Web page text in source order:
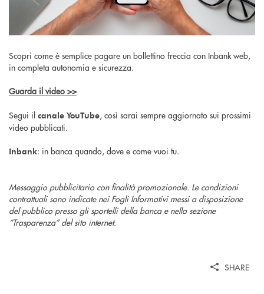
Scopri come è semplice pagare un bollettino freccia con Inbank web,
in completa autonomia e sicurezza.
Guarda il video >>
Segui il canale YouTube, così sarai sempre aggiornato sui prossimi
video pubblicati.
Inbank: in banca quando, dove e come vuoi tu.
Messaggio pubblicitario con finalità promozionale. Le condizioni
contrattuali sono indicate nei Fogli Informativi messi a disposizione
del pubblico presso gli sportelli della banca e nella sezione
“Trasparenza” del sito internet.
SHARE